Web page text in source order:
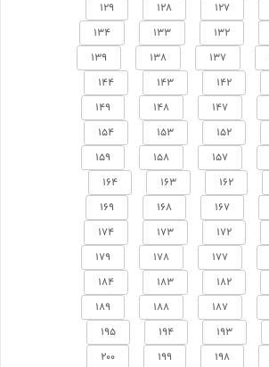
127
128
129
132
133
134
137
138
139
142
143
144
147
148
149
152
153
154
157
158
159
162
163
164
167
168
169
172
173
174
177
178
179
182
183
184
187
188
189
193
194
195
198
199
200